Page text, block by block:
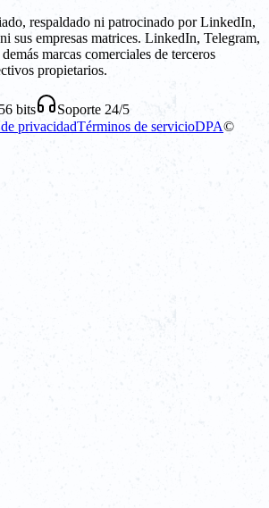
respaldado ni patrocinado por LinkedIn,
sus empresas matrices. LinkedIn, Telegram,
marcas comerciales de terceros
propietarios.
bits Soporte 24/5
privacidadTérminos de servicioDPA©